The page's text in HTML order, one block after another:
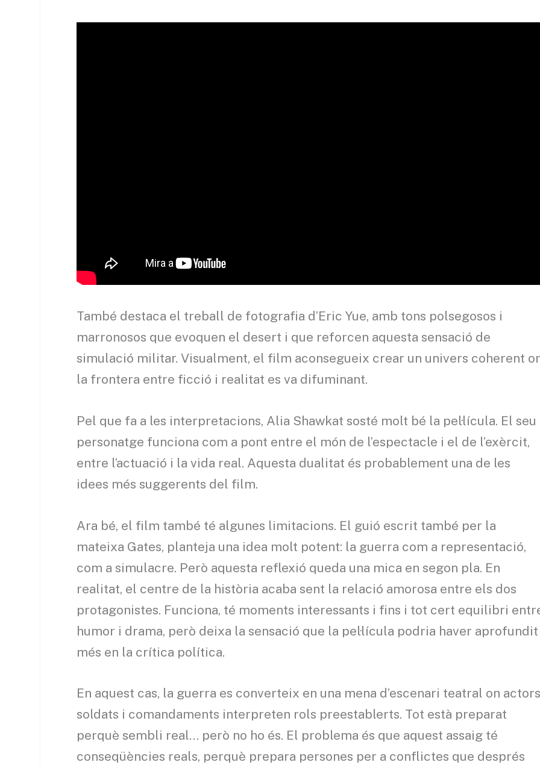
També destaca el treball de fotografia d’Eric Yue, amb tons polsegosos i
marronosos que evoquen el desert i que reforcen aquesta sensació de
simulació militar. Visualment, el film aconsegueix crear un univers coherent
la frontera entre ficció i realitat es va difuminant.
Pel que fa a les interpretacions, Alia Shawkat sosté molt bé la pel·lícula. El seu
personatge funciona com a pont entre el món de l’espectacle i el de l’exèrcit,
entre l’actuació i la vida real. Aquesta dualitat és probablement una de les
idees més suggerents del film.
Ara bé, el film també té algunes limitacions. El guió escrit també per la
mateixa Gates, planteja una idea molt potent: la guerra com a representació,
com a simulacre. Però aquesta reflexió queda una mica en segon pla. En
realitat, el centre de la història acaba sent la relació amorosa entre els dos
protagonistes. Funciona, té moments interessants i fins i tot cert equilibri
humor i drama, però deixa la sensació que la pel·lícula podria haver aprofundit
més en la crítica política.
En aquest cas, la guerra es converteix en una mena d’escenari teatral on
soldats i comandaments interpreten rols preestablerts. Tot està preparat
perquè sembli real… però no ho és. El problema és que aquest assaig té
conseqüències reals, perquè prepara persones per a conflictes que després